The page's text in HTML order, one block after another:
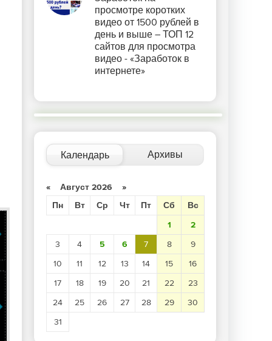
просмотре коротких
видео от 1500 рублей в
день и выше – ТОП 12
сайтов для просмотра
видео - «Заработок в
интернете»
Календарь Архивы
« Август 2026 »
Пн
Вт Ср Чт Пт Сб
Вс
1
2
3
4 5 6 7 8
9
10
11 12 13 14 15
16
17
18 19 20 21 22
23
24
25 26 27 28 29
30
31